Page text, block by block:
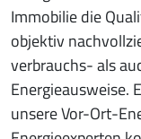
Immobilie die
objektiv
verbrauchs- als
Energieausweise.
unsere Vor-Ort-